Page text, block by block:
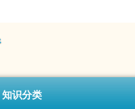
知识分类